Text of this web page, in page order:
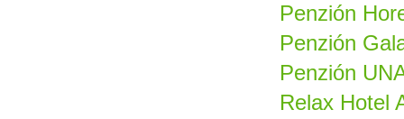
Penzión
Penzión
Penzión
Relax Hotel